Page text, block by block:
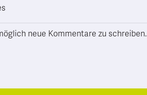
neue Kommentare zu schreiben.